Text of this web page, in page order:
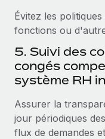
Évitez les
fonctions ou
5. Suivi des
congés
système RH
Assurer la
jour périodiques
flux de demandes